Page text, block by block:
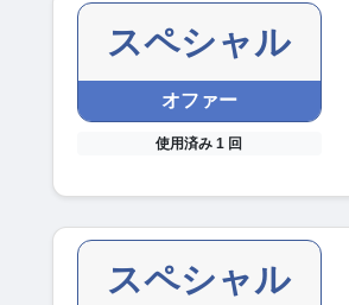
スペシャル
オファー
使用済み 1 回
スペシャル